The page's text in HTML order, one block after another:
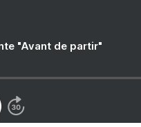
"Avant de partir"